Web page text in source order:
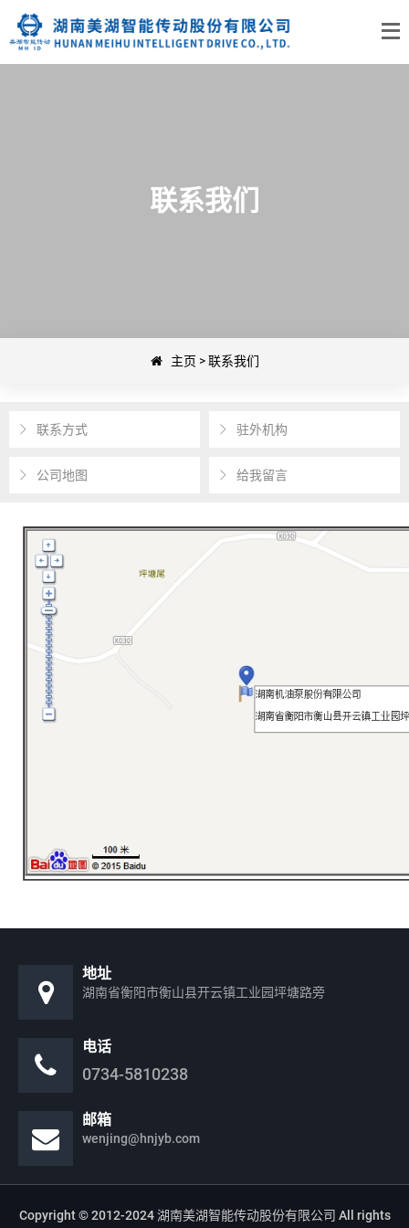
联系我们
主页 >联系我们
联系方式 驻外机构
公司地图 给我留言
地址
湖南省衡阳市衡山县开云镇工业园坪塘路旁
电话
0734-5810238
邮箱
wenjing@hnjyb.com
Copyright © 2012-2024 湖南美湖智能传动股份有限公司 All rights